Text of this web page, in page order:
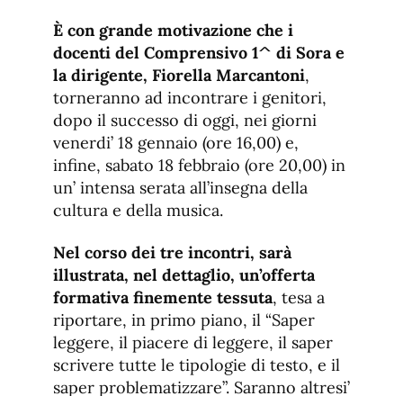
È con grande motivazione che i
docenti del Comprensivo 1^ di Sora e
la dirigente, Fiorella Marcantoni,
torneranno ad incontrare i genitori,
dopo il successo di oggi, nei giorni
venerdi’ 18 gennaio (ore 16,00) e,
infine, sabato 18 febbraio (ore 20,00) in
un’ intensa serata all’insegna della
cultura e della musica.
Nel corso dei tre incontri, sarà
illustrata, nel dettaglio, un’offerta
formativa finemente tessuta, tesa a
riportare, in primo piano, il “Saper
leggere, il piacere di leggere, il saper
scrivere tutte le tipologie di testo, e il
saper problematizzare”. Saranno altresi’